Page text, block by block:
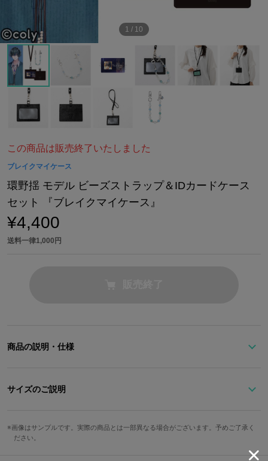
1 / 10
この商品は販売終了いたしました
ブレイクマイケース
環野揺 モデル ビーズストラップ＆IDカードケース
セット 『ブレイクマイケース』
¥4,400
送料一律1,000円
商品の説明・仕様
環野揺モデルのビーズストラップ、オリジナルクリアカード、首掛
ビーズストラップは、ブルーやグリーンのビーズと、猫のチャーム
を配置し、環野揺をイメージ。イニシャルのYとキャラクターカラ
ーのストーンが映える蝶のチャームで、いつでも自然体な環野揺ら
サイズのご説明
全長
画像はサンプルです。実際の商品とは一部異なる場合がございます。予めご了承く
ださい。